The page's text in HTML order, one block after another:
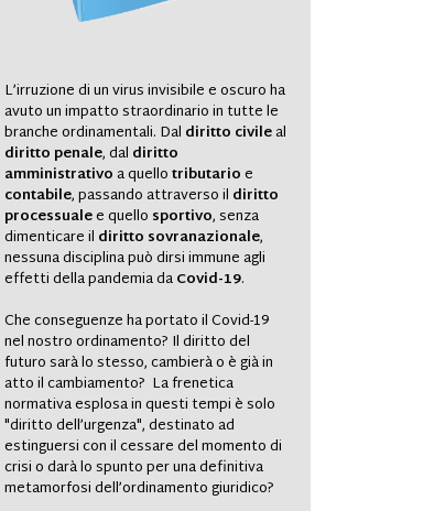
L’irruzione di un virus invisibile e oscuro ha
avuto un impatto straordinario in tutte le
branche ordinamentali. Dal diritto civileal
diritto penale, dal diritto
amministrativoa quellotributarioe
contabile, passando attraverso il diritto
processualee quello sportivo, senza
dimenticare il diritto sovranazionale,
nessuna disciplina può dirsiimmuneagli
effetti della pandemia daCovid-19.
Che conseguenze ha portato il Covid-19
nel nostro ordinamento? Il diritto del
futuro sarà lo stesso, cambierà o è già in
atto il cambiamento? La frenetica
normativa esplosa in questi tempi è solo
"diritto dell’urgenza", destinato ad
estinguersi con il cessare del momento di
crisi o darà lo spunto per una definitiva
metamorfosi dell’ordinamento giuridico?